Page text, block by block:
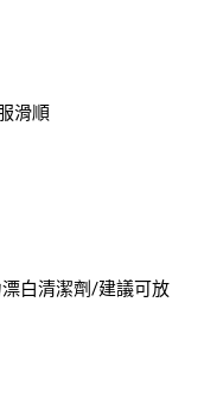
滑順
白清潔劑/建議可放